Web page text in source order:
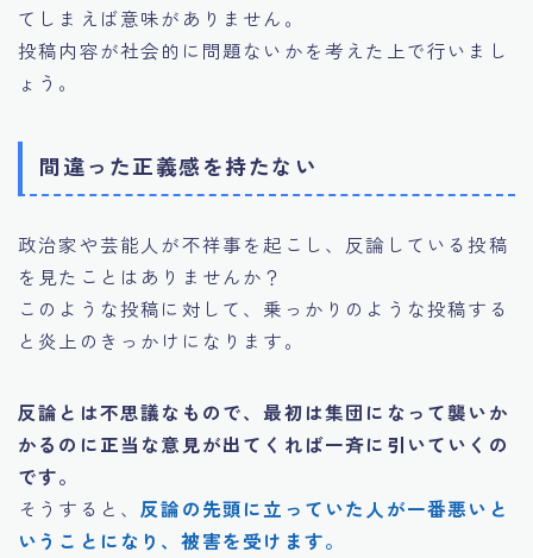
てしまえば意味がありません。
投稿内容が社会的に問題ないかを考えた上で行いまし
ょう。
間違った正義感を持たない
政治家や芸能人が不祥事を起こし、反論している投稿
を見たことはありませんか？
このような投稿に対して、乗っかりのような投稿する
と炎上のきっかけになります。
反論とは不思議なもので、最初は集団になって襲いか
かるのに正当な意見が出てくれば一斉に引いていくの
です。
そうすると、 反論の先頭に立っていた人が一番悪いと
いうことになり、被害を受けます。